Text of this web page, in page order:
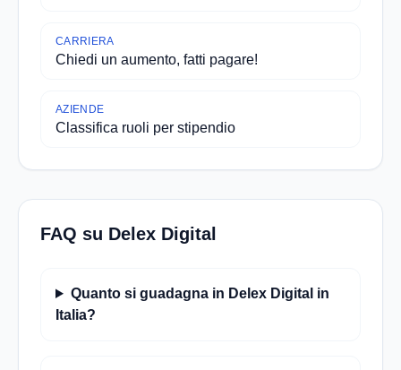
CARRIERA
Chiedi un aumento, fatti pagare!
AZIENDE
Classifica ruoli per stipendio
FAQ su Delex Digital
Quanto si guadagna in Delex Digital in
Italia?